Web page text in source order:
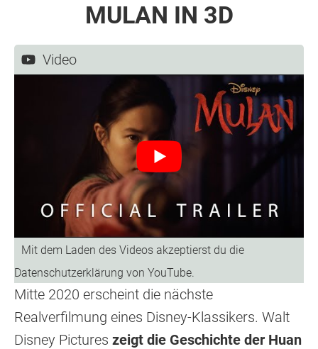
MULAN IN 3D
Video
Mitte 2020 erscheint die nächste
Realverfilmung eines Disney-Klassikers. Walt
Disney Pictures zeigt die Geschichte der Huan